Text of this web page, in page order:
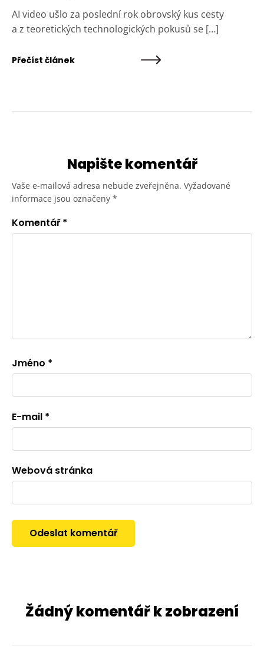
AI video ušlo za poslední rok obrovský kus cesty
a z teoretických technologických pokusů se […]
Přečíst článek
Napište komentář
Vaše e-mailová adresa nebude zveřejněna. Vyžadované
informace jsou označeny *
Komentář*
Jméno *
E-mail *
Webová stránka
Žádný komentář k zobrazení